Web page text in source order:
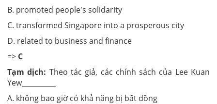
B. promoted people's solidarity
C. transformed Singapore into a prosperous city
D. related to business and finance
=> C
Tạm dịch: Theo tác giả, các chính sách của Lee Kuan
Yew__________
A. không bao giờ có khả năng bị bất đồng